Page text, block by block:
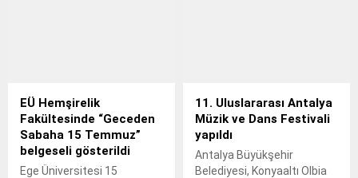
EÜ Hemşirelik
Fakültesinde “Geceden
Sabaha 15 Temmuz”
belgeseli gösterildi
Ege Üniversitesi 15
11. Uluslararası Antalya
Müzik ve Dans Festivali
yapıldı
Antalya Büyükşehir
Belediyesi, Konyaaltı Olbia